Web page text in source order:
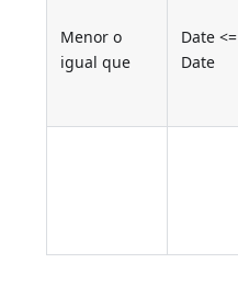
Menor o
igual que
Date <=
Date